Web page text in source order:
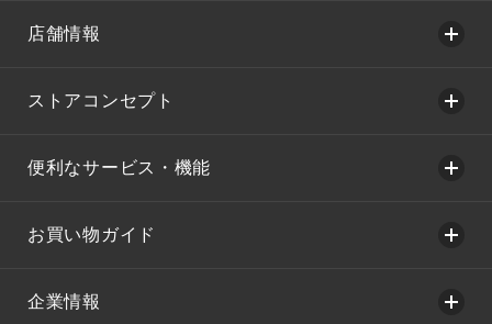
店舗情報
ストアコンセプト
便利なサービス・機能
お買い物ガイド
企業情報